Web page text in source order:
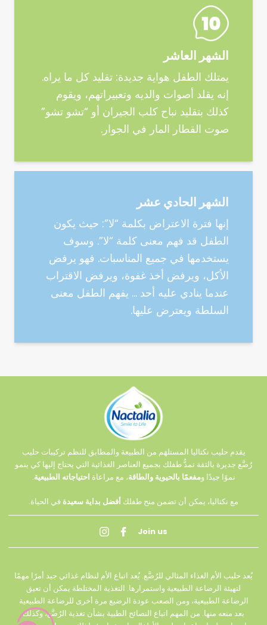
الشهر العاشر
يمتلك الطفل هواية جديدة: تقليد كل ما يراه.
إنه يقلد أصوات والديه وتعبيراتهم، ويقوم
كذلك بتقليد نباح كلب الجيران أو “تشو تشو”
صوت القطار المار في الجوار.
الشهر الحادي عشر
إنها فترة الاعتراض بكلمة “لا”: حيث يكون
الطفل قد فهم معنى كلمة “لا”. وسوف
يستخدمها في جميع المناسبات. فهو يرفض
الأكل، ويرفض أخذ غفوة، ويرفض الاقتراب
عندما ينادي عليه أحد … يفهم الطفل معنى
السلطة ويعترض عليها.
يقدم حليب نكتاليا المستلهَم من الطبيعة والمطابق للنظم تركيبات حليب
رُضَّع جديرة بالثقة تمدُّ طفلك بجميع العناصر الغذائية التي يحتاج إليها كي ينمو
نموًا جيدًا ومفعمًا بالحيوية والطاقة، مع مراعاة احتياجاته الطبيعية.
مع نكتاليا، يمكن أن تضمن منح طفلك أفضل بداية سعيدة في الحياة.
Join us
يُعد حليب الأم الغذاء المثالي للرُضَّع. يُعد اتباع الأم لنظام غذائي جيد أمرًا مهمًا
لتهيئة الرضاعة الطبيعية واستمرارها. التغذية المختلطة يمكن أن تعيق
الرضاعة الطبيعية، ومن الصعب عودة الرضيع مرة أخرى للرضاعة الطبيعية
بعد منعه منها. من المهم اتباع النصائح الطبية بشأن تغذية الرُضَّع، وكذلك